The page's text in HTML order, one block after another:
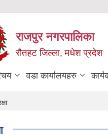
राजपुर नगरपालिका
रौतहट जिल्ला, मधेश प्रदेश
वडा कार्यालयहरु